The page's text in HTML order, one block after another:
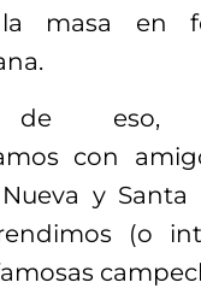
la masa en
de eso,
con
y Santa
(o